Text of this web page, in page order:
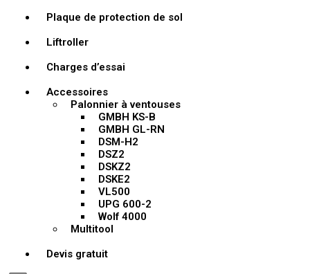
Plaque de protection de sol
Liftroller
Charges d’essai
Accessoires
Palonnier à ventouses
GMBH KS-B
GMBH GL-RN
DSM-H2
DSZ2
DSKZ2
DSKE2
VL500
UPG 600-2
Wolf 4000
Multitool
Devis gratuit